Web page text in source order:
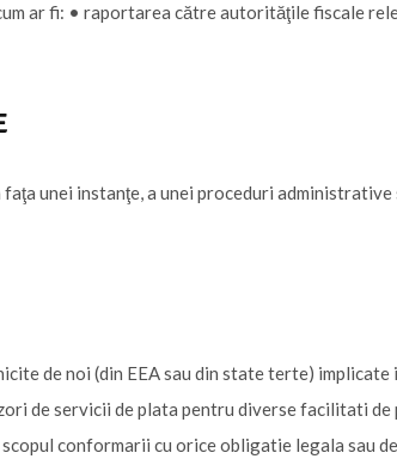
ar fi: • raportarea către autorităţile fiscale
unei instanţe, a unei proceduri
de noi (din EEA sau din state terte)
de servicii de plata pentru diverse facilitati
conformarii cu orice obligatie legala sau